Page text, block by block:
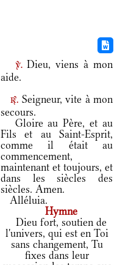
v.Dieu, viens à mon
aide.
r. Seigneur, vite à mon
secours.
Gloire au Père, et au
Fils et au Saint-Esprit,
comme il était au
commencement,
maintenant et toujours, et
dans les siècles des
siècles. Amen.
Alléluia.
Hymne
Dieu fort, soutien de
l'univers, qui est en Toi
sans changement, Tu
fixes dans leur